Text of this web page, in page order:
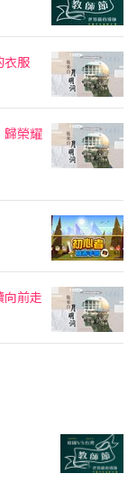
衣服
歸榮耀
向前走